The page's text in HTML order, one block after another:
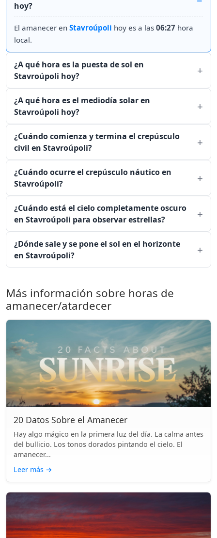
hoy?
El amanecer en Stavroúpoli hoy es a las 06:27 hora
local.
¿A qué hora es la puesta de sol en
Stavroúpoli hoy?
¿A qué hora es el mediodía solar en
Stavroúpoli hoy?
¿Cuándo comienza y termina el crepúsculo
civil en Stavroúpoli?
¿Cuándo ocurre el crepúsculo náutico en
Stavroúpoli?
¿Cuándo está el cielo completamente oscuro
en Stavroúpoli para observar estrellas?
¿Dónde sale y se pone el sol en el horizonte
en Stavroúpoli?
Más información sobre horas de
amanecer/atardecer
20 Datos Sobre el Amanecer
Hay algo mágico en la primera luz del día. La calma antes
del bullicio. Los tonos dorados pintando el cielo. El
amanecer...
Leer más →